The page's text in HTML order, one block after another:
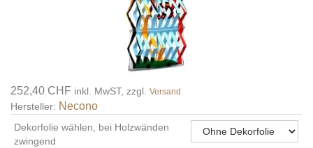
252,40 CHF inkl. MwST, zzgl. Versand
Hersteller: Necono
Dekorfolie wählen, bei Holzwänden
zwingend